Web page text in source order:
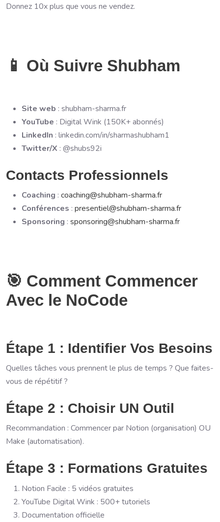
Donnez 10x plus que vous ne vendez.
📱 Où Suivre Shubham
Site web : shubham-sharma.fr
YouTube : Digital Wink (150K+ abonnés)
LinkedIn : linkedin.com/in/sharmashubham1
Twitter/X : @shubs92i
Contacts Professionnels
Coaching : coaching@shubham-sharma.fr
Conférences : presentiel@shubham-sharma.fr
Sponsoring : sponsoring@shubham-sharma.fr
🎯 Comment Commencer
Avec le NoCode
Étape 1 : Identifier Vos Besoins
Quelles tâches vous prennent le plus de temps ? Que faites-
vous de répétitif ?
Étape 2 : Choisir UN Outil
Recommandation : Commencer par Notion (organisation) OU
Make (automatisation).
Étape 3 : Formations Gratuites
Notion Facile : 5 vidéos gratuites
YouTube Digital Wink : 500+ tutoriels
Documentation officielle